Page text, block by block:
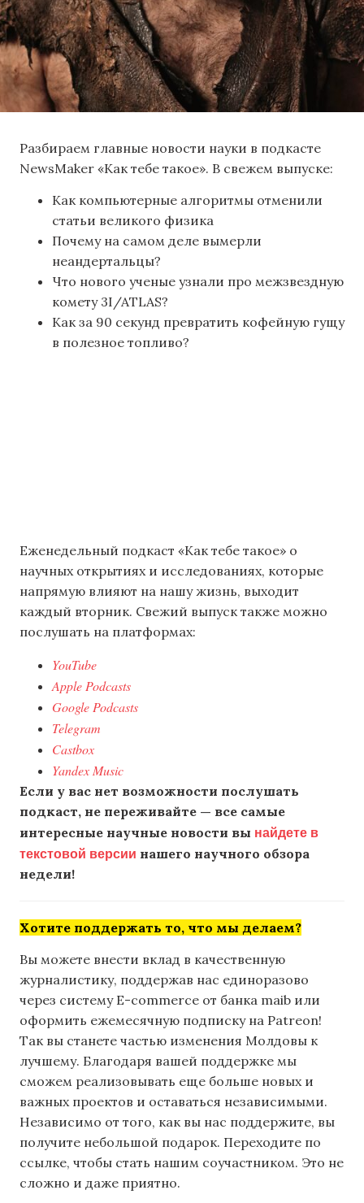
Разбираем главные новости науки в подкасте
NewsMaker «Как тебе такое». В свежем выпуске:
Как компьютерные алгоритмы отменили
статьи великого физика
Почему на самом деле вымерли
неандертальцы?
Что нового ученые узнали про межзвездную
комету 3I/ATLAS?
Как за 90 секунд превратить кофейную гущу
в полезное топливо?
Еженедельный подкаст «Как тебе такое» о
научных открытиях и исследованиях, которые
напрямую влияют на нашу жизнь, выходит
каждый вторник. Свежий выпуск также можно
послушать на платформах:
YouTube
Apple Podcasts
Google Podcasts
Telegram
Castbox
Yandex Music
Если у вас нет возможности послушать
подкаст, не переживайте — все самые
интересные научные новости вы найдете в
текстовой версии нашего научного обзора
недели!
Хотите поддержать то, что мы делаем?
Вы можете внести вклад в качественную
журналистику, поддержав нас единоразово
через систему E-commerce от банка maib или
оформить ежемесячную подписку на Patreon!
Так вы станете частью изменения Молдовы к
лучшему. Благодаря вашей поддержке мы
сможем реализовывать еще больше новых и
важных проектов и оставаться независимыми.
Независимо от того, как вы нас поддержите, вы
получите небольшой подарок. Переходите по
ссылке, чтобы стать нашим соучастником. Это не
сложно и даже приятно.